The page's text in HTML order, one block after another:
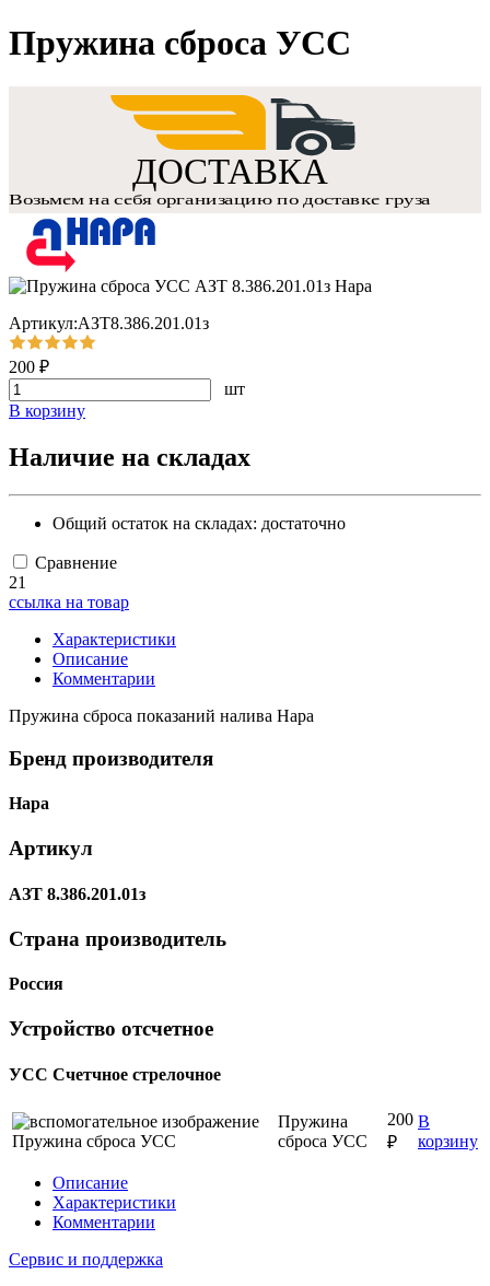
Пружина сброса УСС
Артикул:АЗТ8.386.201.01з
200 ₽
шт
В корзину
Наличие на складах
Общий остаток на складах: достаточно
Сравнение
21
ссылка на товар
Характеристики
Описание
Комментарии
Пружина сброса показаний налива Нара
Бренд производителя
Нара
Артикул
АЗТ 8.386.201.01з
Страна производитель
Россия
Устройство отсчетное
УСС Счетчное стрелочное
Пружина
сброса УСС
200
₽
В
корзину
Описание
Характеристики
Комментарии
Сервис и поддержка